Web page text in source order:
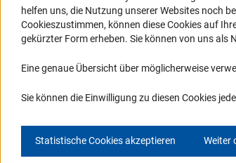
GEPRIS
GEPRIS historisch
RIsources
Karriere
Logo und
Vergabeverfahren
helfen uns, die Nutzung unserer Websites noch
Cookieszustimmen, können diese Cookies auf
gekürzter Form erheben. Sie können von uns
Eine genaue Übersicht über möglicherweise
Sie können die Einwilligung zu diesen Cookies
Statistische Cookies akzeptieren Weiter